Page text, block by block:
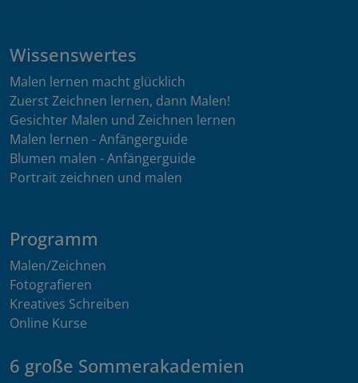
Wissenswertes
Malen lernen macht glücklich
Zuerst Zeichnen lernen, dann Malen!
Gesichter Malen und Zeichnen lernen
Malen lernen - Anfängerguide
Blumen malen - Anfängerguide
Portrait zeichnen und malen
Programm
Malen/Zeichnen
Fotografieren
Kreatives Schreiben
Online Kurse
6 große Sommerakademien